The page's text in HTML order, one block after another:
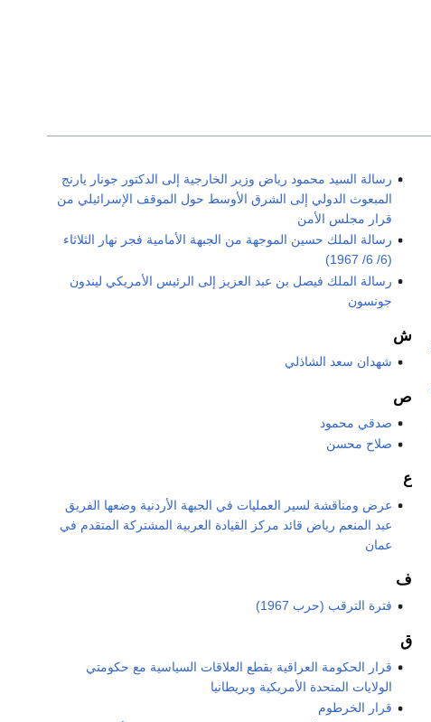
رسالة السيد محمود رياض وزير الخارجية إلى الدكتور جونار يارنج
المبعوث الدولي إلى الشرق الأوسط حول الموقف الإسرائيلي من
قرار مجلس الأمن
رسالة الملك حسين الموجهة من الجبهة الأمامية فجر نهار الثلاثاء
(6/ 6/ 1967)
رسالة الملك فيصل بن عبد العزيز إلى الرئيس الأمريكي ليندون
جونسون
ش
شهدان سعد الشاذلي
ص
صدقي محمود
صلاح محسن
ع
عرض ومناقشة لسير العمليات في الجبهة الأردنية وضعها الفريق
عبد المنعم رياض قائد مركز القيادة العربية المشتركة المتقدم في
عمان
ف
فترة الترقب (حرب 1967)
ق
قرار الحكومة العراقية بقطع العلاقات السياسية مع حكومتي
الولايات المتحدة الأمريكية وبريطانيا
قرار الخرطوم